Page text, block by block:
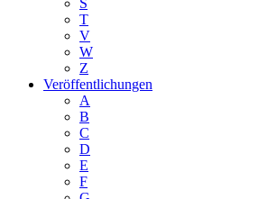
S
T
V
W
Z
Veröffentlichungen
A
B
C
D
E
F